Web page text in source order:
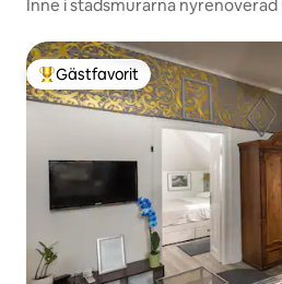
Inne i stadsmurarna
Populär gästfavorit
Gästfavorit